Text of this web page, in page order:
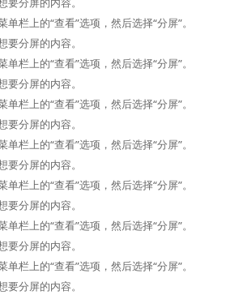
栏上的“查看”选项，然后选择“分屏”。
要分屏的内容。
栏上的“查看”选项，然后选择“分屏”。
要分屏的内容。
栏上的“查看”选项，然后选择“分屏”。
要分屏的内容。
栏上的“查看”选项，然后选择“分屏”。
要分屏的内容。
栏上的“查看”选项，然后选择“分屏”。
要分屏的内容。
栏上的“查看”选项，然后选择“分屏”。
要分屏的内容。
栏上的“查看”选项，然后选择“分屏”。
要分屏的内容。